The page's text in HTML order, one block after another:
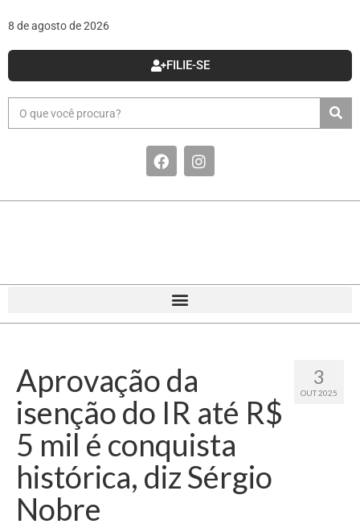
8 de agosto de 2026
FILIE-SE
3
OUT 2025
Aprovação da
isenção do IR até R$
5 mil é conquista
histórica, diz Sérgio
Nobre